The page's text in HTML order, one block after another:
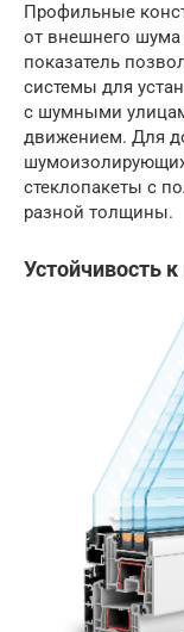
Профильные
от внешнего шума
показатель
системы для
с шумными
движением. Для
шумоизолирующих
стеклопакеты с
разной толщины.
Устойчивость